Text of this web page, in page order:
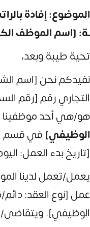
الموضوع: إفادة
ـة: [اسم الموظف
تحية طيبة وبعد،
نفيدكم نحن [اسم
التجاري رقم [رقم
هو/هي أحد
الوظيفي] في قسم
[تاريخ بدء العمل:
يعمل/تعمل لدينا
عمل [نوع العقد:
الوظيفي]. ويتقاضى/